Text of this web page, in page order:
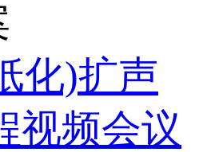
化)扩声
视频会议